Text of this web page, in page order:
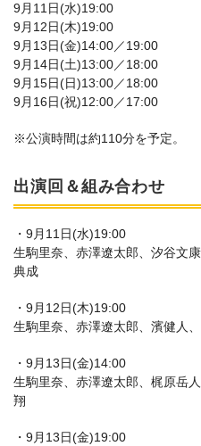
9月11日(水)19:00
9月12日(木)19:00
9月13日(金)14:00／19:00
9月14日(土)13:00／18:00
9月15日(日)13:00／18:00
9月16日(祝)12:00／17:00
※公演時間は約110分を予定。
出演回＆組み合わせ
・9月11日(水)19:00
生駒里奈、赤澤遼太郎、汐谷文
典成
・9月12日(木)19:00
生駒里奈、赤澤遼太郎、濱健人
・9月13日(金)14:00
生駒里奈、赤澤遼太郎、梶原岳
翔
・9月13日(金)19:00